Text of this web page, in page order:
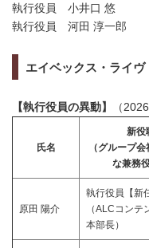
執行役員 小井口 悠
執行役員 河田 淳一郎
エイベックス・ライヴ
【執行役員の異動】 （
氏名
新役
（グループ
な兼務
原田 陽介
執行役員【新
（ALCコンテ
本部長）